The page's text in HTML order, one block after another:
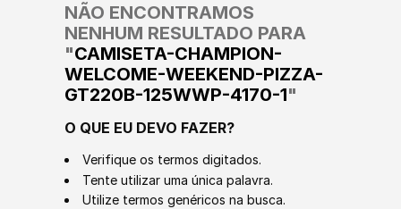
NÃO ENCONTRAMOS
NENHUM RESULTADO PARA
"CAMISETA-CHAMPION-
WELCOME-WEEKEND-PIZZA-
GT220B-125WWP-4170-1"
O QUE EU DEVO FAZER?
Verifique os termos digitados.
Tente utilizar uma única palavra.
Utilize termos genéricos na busca.